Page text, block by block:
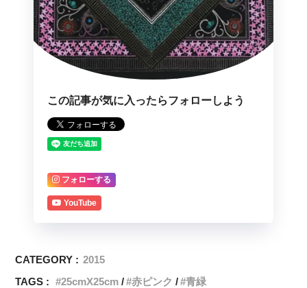
この記事が気に入ったらフォローしよう
フォローする
YouTube
CATEGORY : 2015
TAGS :
25cmX25cm 赤ピンク 青緑